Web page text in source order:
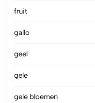
fruit
gallo
geel
gele
gele bloemen